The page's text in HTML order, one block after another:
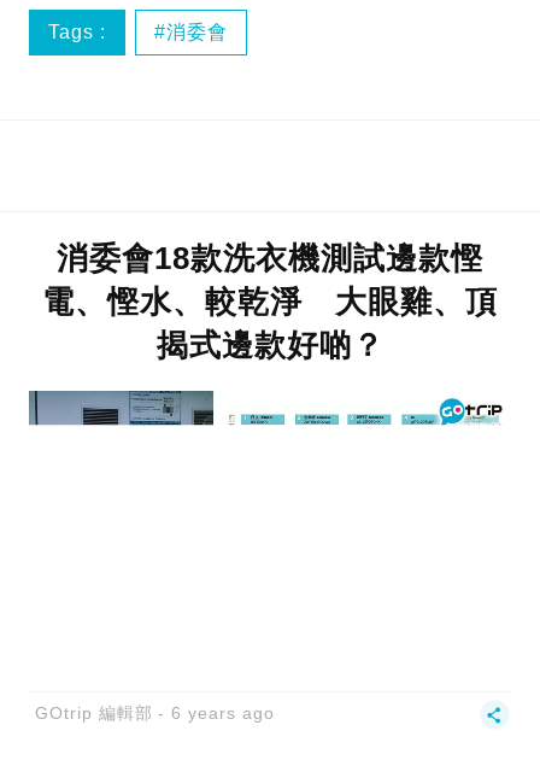
Tags : 消委會
消委會18款洗衣機測試邊款慳
電、慳水、較乾淨 大眼雞、頂
揭式邊款好啲？
GOtrip 編輯部 6 years ago